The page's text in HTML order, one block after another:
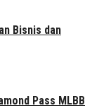
Bisnis dan
Pass MLBB